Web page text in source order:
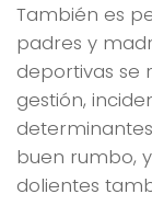
También es
padres y
deportivas se
gestión,
buen rumbo,
dolientes